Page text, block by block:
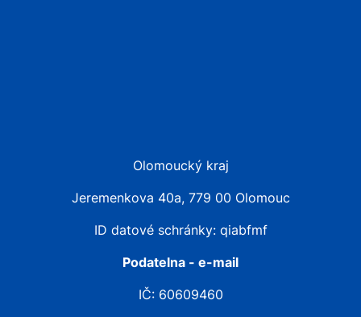
Olomoucký kraj
Jeremenkova 40a, 779 00 Olomouc
ID datové schránky: qiabfmf
Podatelna - e-mail
IČ: 60609460